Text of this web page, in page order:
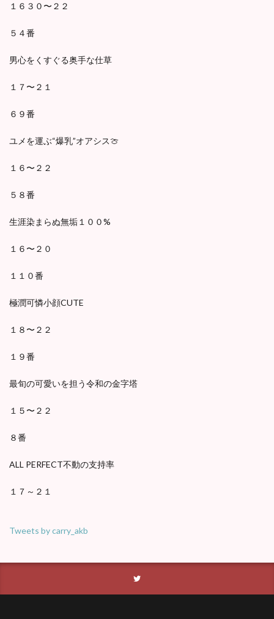
１６３０〜２２
５４番
男心をくすぐる奥手な仕草
１７〜２１
６９番
ユメを運ぶ“爆乳”オアシス🍈
１６〜２２
５８番
生涯染まらぬ無垢１００%
１６〜２０
１１０番
極潤可憐小顔CUTE
１８〜２２
１９番
最旬の可愛いを担う令和の金字塔
１５〜２２
８番
ALL PERFECT不動の支持率
１７～２１
Tweets by carry_akb